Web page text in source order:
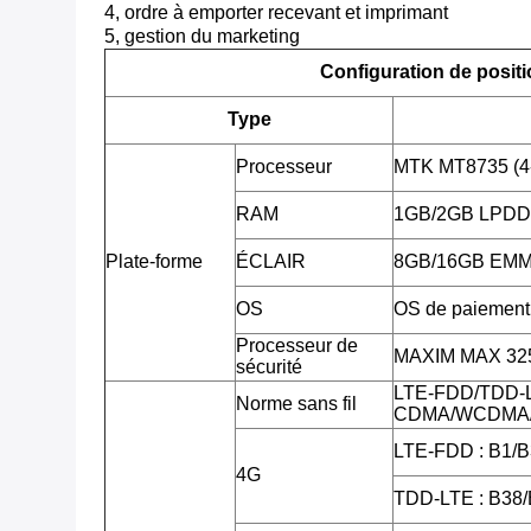
4, ordre à emporter recevant et imprimant
5, gestion du marketing
Configuration de
Type
Plate-forme
Processeur MTK MT8735
RAM 1GB/2GB
ÉCLAIR 8GB/16GB
OS
OS de
Processeur de
sécurité
MAXIM MAX
Norme sans fil
LTE-FDD/TDD-
CDMA/
4G
LTE-FDD : B1/
TDD-LTE :